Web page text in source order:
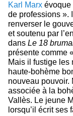
Karl Marx évoque
de professions ».
renverser le
et soutenu par
dans Le 18
présente comme
Mais il fustige les
haute-bohème
nouveau pouvoir.
associée à la
Vallès. Le jeune
lorsqu’il écrit ses